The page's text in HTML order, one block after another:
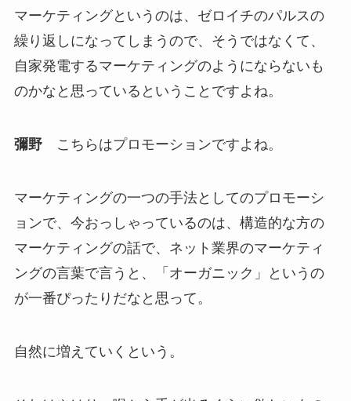
マーケティングというのは、ゼロイチのパルスの
繰り返しになってしまうので、そうではなくて、
自家発電するマーケティングのようにならないも
のかなと思っているということですよね。
彌野こちらはプロモーションですよね。
マーケティングの一つの手法としてのプロモーシ
ョンで、今おっしゃっているのは、構造的な方の
マーケティングの話で、ネット業界のマーケティ
ングの言葉で言うと、「オーガニック」というの
が一番ぴったりだなと思って。
自然に増えていくという。